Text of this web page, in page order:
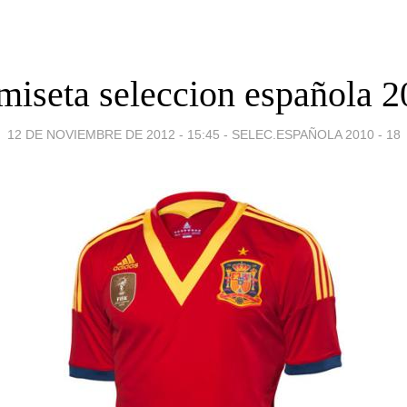
seleccion española
12 DE NOVIEMBRE DE 2012 - 15:45 - SELEC.ESPAÑOLA 2010 - 18